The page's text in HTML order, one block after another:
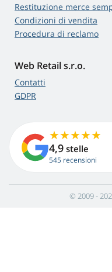
Restituzione merce
Condizioni di vendita
Procedura di reclamo
Web Retail s.r.o.
Contatti
GDPR
4,9 stelle
545 recensioni
© 2009 -